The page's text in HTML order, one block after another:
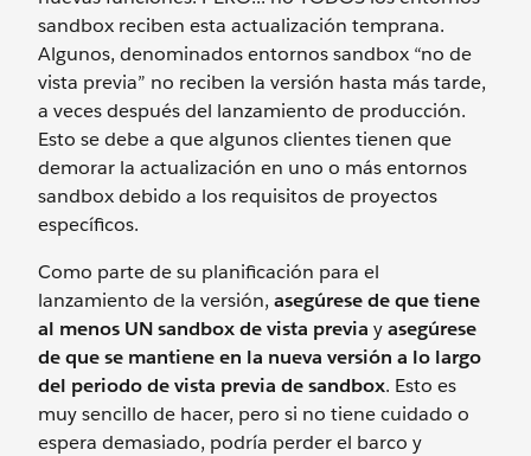
sandbox reciben esta actualización temprana.
Algunos, denominados entornos sandbox “no de
vista previa” no reciben la versión hasta más tarde,
a veces después del lanzamiento de producción.
Esto se debe a que algunos clientes tienen que
demorar la actualización en uno o más entornos
sandbox debido a los requisitos de proyectos
específicos.
Como parte de su planificación para el
lanzamiento de la versión, asegúrese de que tiene
al menos UN sandbox de vista previa yasegúrese
de que se mantiene en la nueva versión a lo largo
del periodo de vista previa de sandbox. Esto es
muy sencillo de hacer, pero si no tiene cuidado o
espera demasiado, podría perder el barco y